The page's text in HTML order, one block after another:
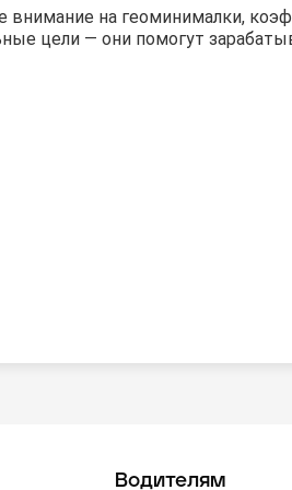
внимание на геоминималки,
цели — они помогут
Водителям